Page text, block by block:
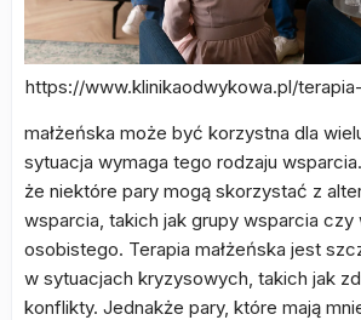
https://www.klinikaodwykowa.pl/
małżeńska może być korzystna dla
sytuacja wymaga tego rodzaju
że niektóre pary mogą skorzystać z
wsparcia, takich jak grupy wsparcia czy
osobistego. Terapia małżeńska jest
w sytuacjach kryzysowych, takich jak
konflikty. Jednakże pary, które mają